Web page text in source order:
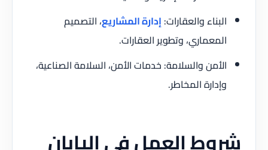
البناء والعقارات: إدارة المشاريع، التصميم
المعماري، وتطوير العقارات.
الأمن والسلامة: خدمات الأمن، السلامة الصناعية،
وإدارة المخاطر.
شروط العمل في اليابان